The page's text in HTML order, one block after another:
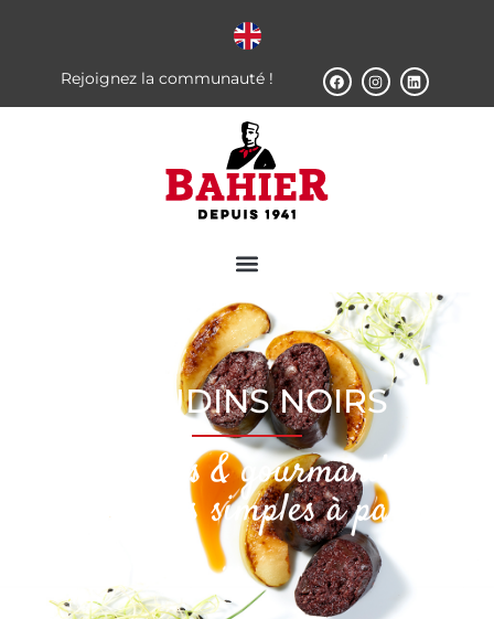
Rejoignez la communauté !
BOUDINS NOIRS
Authentiques & gourmands pour
des moments simples à partager